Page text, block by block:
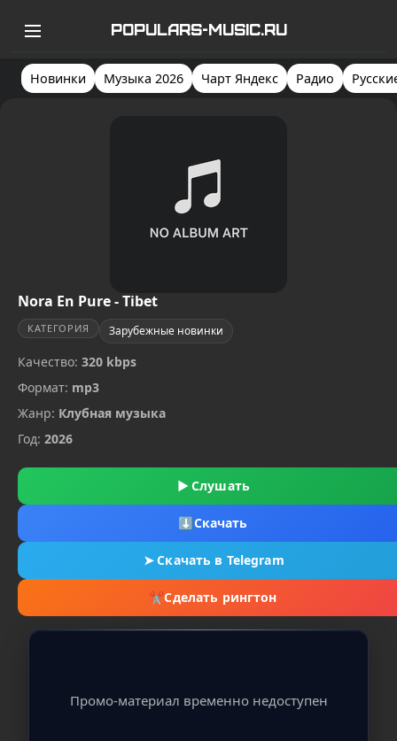
POPULARS-MUSIC.RU
Новинки Музыка 2026 Чарт Яндекс Радио
Nora En Pure - Tibet
КАТЕГОРИЯ Зарубежные новинки
Качество: 320 kbps
Формат: mp3
Жанр: Клубная музыка
Год: 2026
▶ Слушать
⬇Скачать
➤Скачать в Telegram
✂Сделать рингтон
Промо-материал временно недоступен